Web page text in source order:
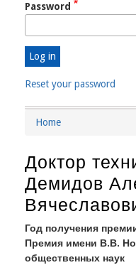
Password
Reset your password
Breadcrumb
Home
Доктор
Демидов
Год получения
Премия имени В.В.
общественных наук